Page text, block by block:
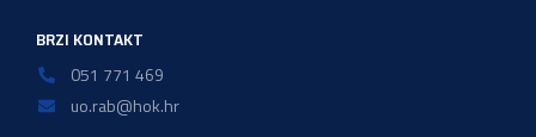
BRZI KONTAKT
051 771 469
uo.rab@hok.hr